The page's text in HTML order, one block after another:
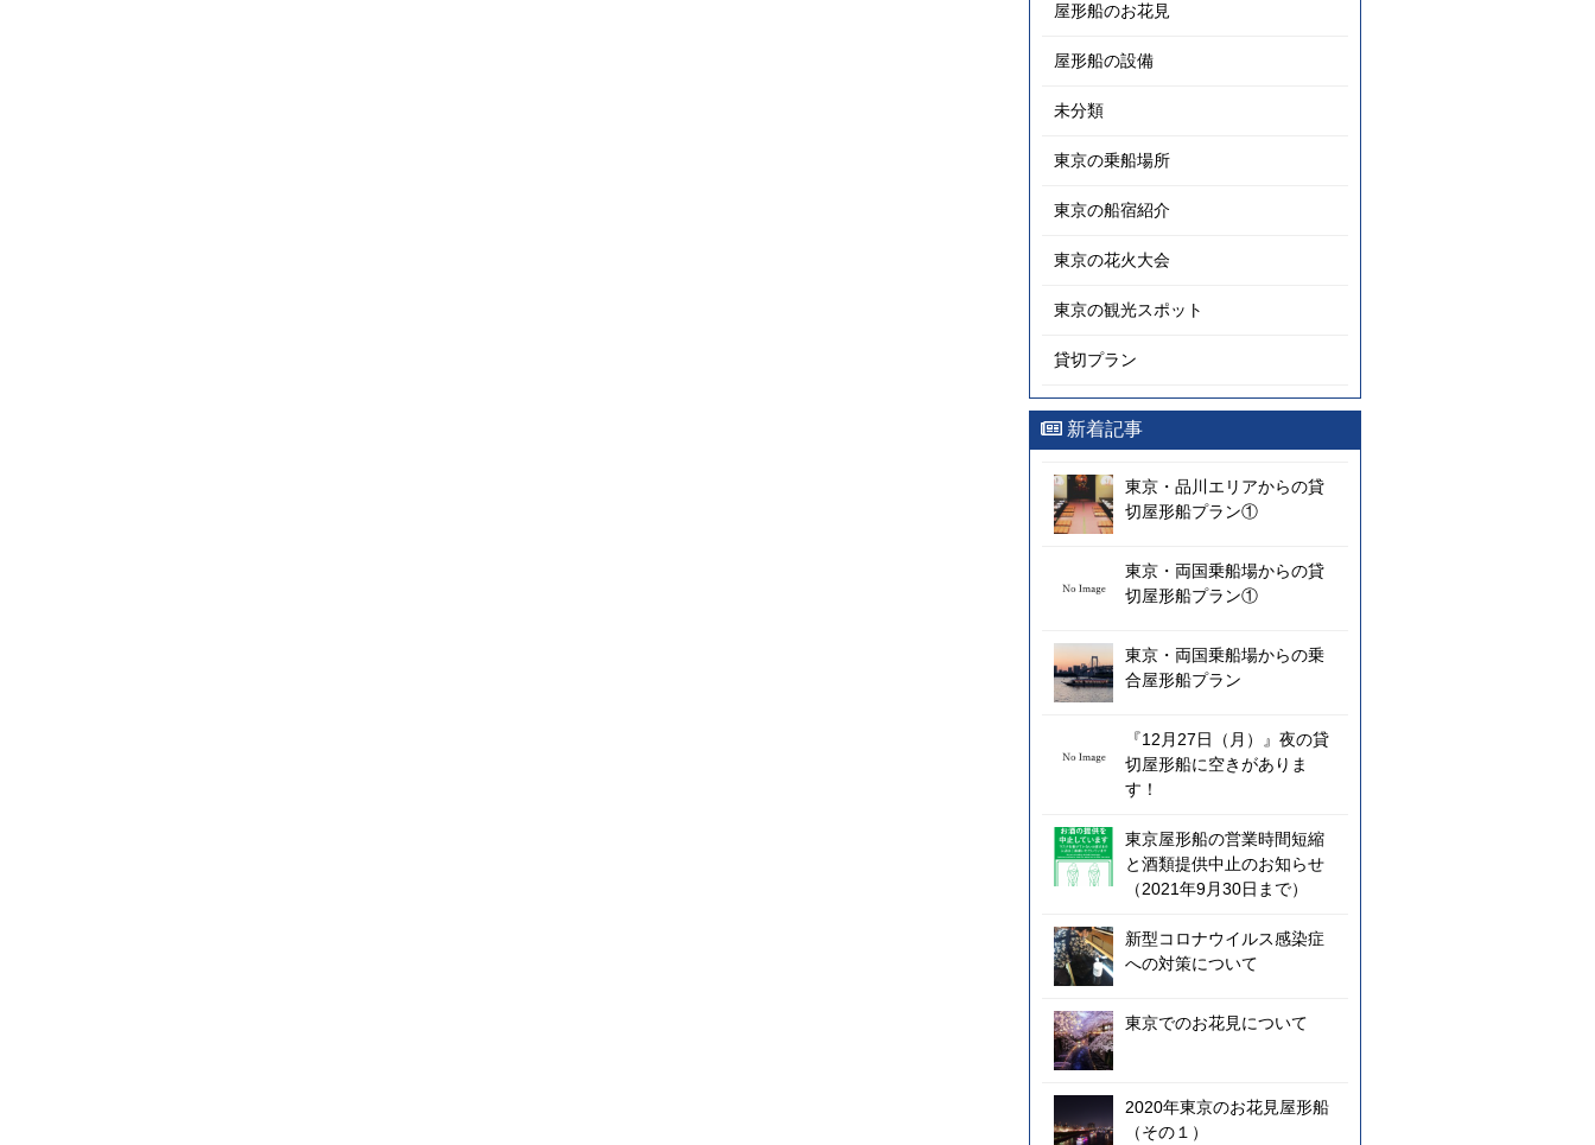
屋形船のお花見
屋形船の設備
未分類
東京の乗船場所
東京の船宿紹介
東京の花火大会
東京の観光スポット
貸切プラン
新着記事
東京・品川エリアからの貸
切屋形船プラン①
東京・両国乗船場からの貸
切屋形船プラン①
東京・両国乗船場からの乗
合屋形船プラン
『12月27日（月）』夜の貸
切屋形船に空きがありま
す！
東京屋形船の営業時間短縮
と酒類提供中止のお知らせ
（2021年9月30日まで）
新型コロナウイルス感染症
への対策について
東京でのお花見について
2020年東京のお花見屋形船
（その１）